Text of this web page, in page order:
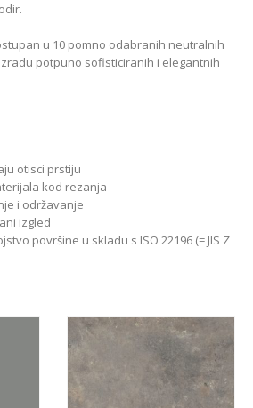
u 10 pomno odabranih neutralnih
potpuno sofisticiranih i elegantnih
otisci prstiju
kod rezanja
i održavanje
izgled
površine u skladu s ISO 22196 (= JIS Z